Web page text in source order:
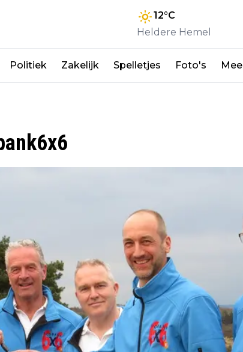
12°C
Heldere Hemel
Politiek Zakelijk Spelletjes Foto's